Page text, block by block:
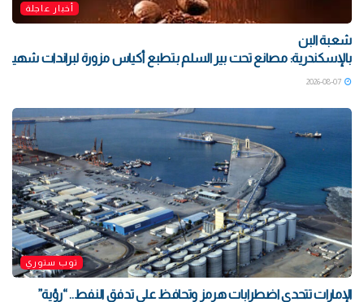
أخبار عاجلة
شعبة البن
بالإسكندرية: مصانع تحت بير السلم بتطبع أكياس مزورة لبراندات شهيرة
توب ستوري
الإمارات تتحدى اضطرابات هرمز وتحافظ على تدفق النفط.. “رؤية”